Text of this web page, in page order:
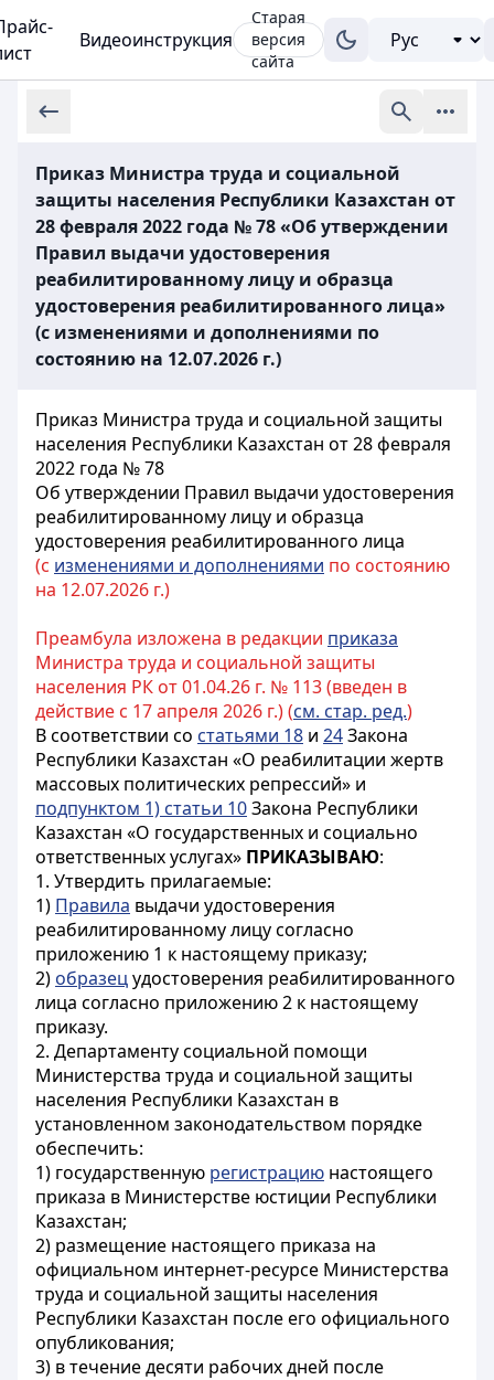
Видеоинструкция
Старая
версия
сайта
Приказ Министра труда и социальной
защиты населения Республики Казахстан от
28 февраля 2022 года № 78 «Об утверждении
Правил выдачи удостоверения
реабилитированному лицу и образца
удостоверения реабилитированного лица»
(с изменениями и дополнениями по
состоянию на 12.07.2026 г.)
Приказ Министра труда и социальной защиты
населения Республики Казахстан от 28 февраля
2022 года № 78
Об утверждении Правил выдачи удостоверения
реабилитированному лицу и образца
удостоверения реабилитированного лица
(с изменениями и дополнениями по состоянию
на 12.07.2026 г.)
Преамбула изложена в редакции приказа
Министра труда и социальной защиты
населения РК от 01.04.26 г. № 113 (введен в
действие с 17 апреля 2026 г.) (см. стар. ред.)
В соответствии со статьями 18 и 24Закона
Республики Казахстан «О реабилитации жертв
массовых политических репрессий» и
подпунктом 1) статьи 10Закона Республики
Казахстан «О государственных и социально
ответственных услугах» ПРИКАЗЫВАЮ:
1. Утвердить прилагаемые:
1) Правила выдачи удостоверения
реабилитированному лицу согласно
приложению 1 к настоящему приказу;
2) образецудостоверения реабилитированного
лица согласно приложению 2 к настоящему
приказу.
2. Департаменту социальной помощи
Министерства труда и социальной защиты
населения Республики Казахстан в
установленном законодательством порядке
обеспечить:
1) государственную регистрацию настоящего
приказа в Министерстве юстиции Республики
Казахстан;
2) размещение настоящего приказа на
официальном интернет-ресурсе Министерства
труда и социальной защиты населения
Республики Казахстан после его официального
опубликования;
3) в течение десяти рабочих дней после